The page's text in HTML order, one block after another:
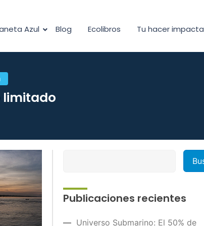
Azul Blog Ecolibros Tu hacer impacta
limitado
Publicaciones recientes
Universo Submarino: El 50% de